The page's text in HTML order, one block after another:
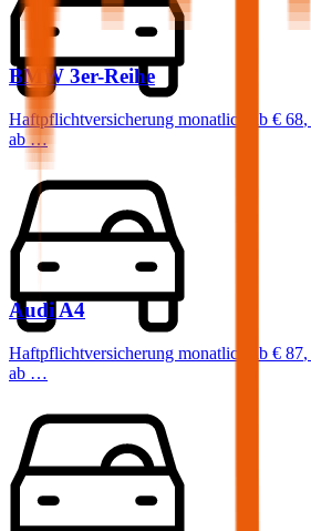
BMW 3er-Reihe
Haftpflichtversicherung monatlich ab € 68,
ab …
AudiA4
Haftpflichtversicherung monatlich ab € 87,
ab …